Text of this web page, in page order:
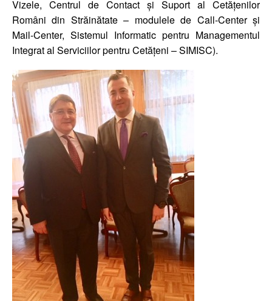
Vizele, Centrul de Contact și Suport al Cetățenilor
Români din Străinătate – modulele de Call-Center și
Mail-Center, Sistemul Informatic pentru Managementul
Integrat al Serviciilor pentru Cetățeni – SIMISC).